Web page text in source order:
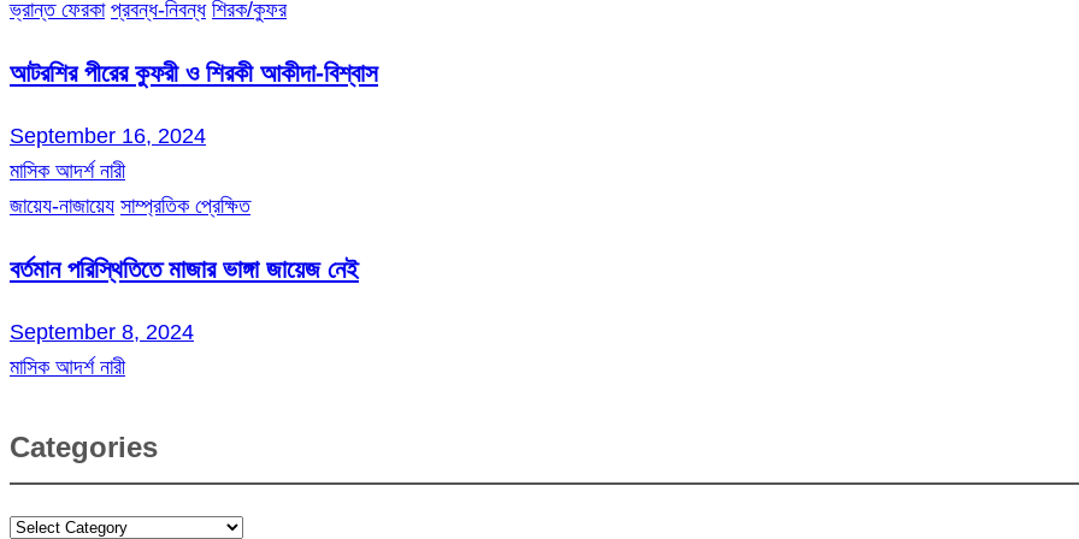
ভ্রান্ত ফেরকা প্রবন্ধ-নিবন্ধ শিরক/কুফর
আটরশির পীরের কুফরী ও শিরকী আকীদা-বিশ্বাস
September 16, 2024
মাসিক আদর্শ নারী
জায়েয-নাজায়েয সাম্প্রতিক প্রেক্ষিত
বর্তমান পরিস্থিতিতে মাজার ভাঙ্গা জায়েজ নেই
September 8, 2024
মাসিক আদর্শ নারী
Categories
Categories